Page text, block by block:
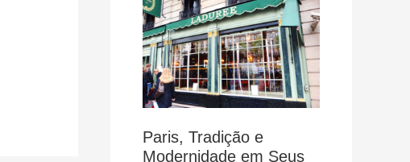
Paris, Tradição e
Modernidade em Seus